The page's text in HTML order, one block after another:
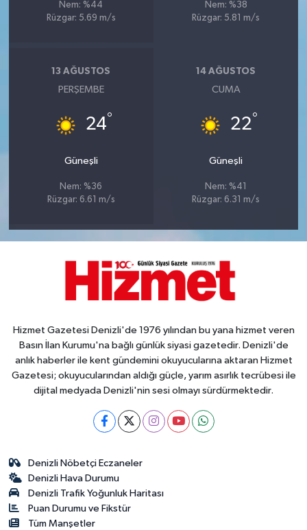
Nem: %44
Rüzgar: 5.69 m/s
Nem: %38
Rüzgar: 5.81 m/s
13 AĞUSTOS
PERŞEMBE
24°
Güneşli
Nem: %36
Rüzgar: 6.61 m/s
14 AĞUSTOS
CUMA
22°
Güneşli
Nem: %41
Rüzgar: 6.31 m/s
Hizmet Gazetesi Denizli'de 1976 yılından bu yana hizmet veren
Basın İlan Kurumu'na bağlı günlük siyasi gazetedir. Denizli'de
anlık haberler ile kent gündemini okuyucularına aktaran Hizmet
Gazetesi; okuyucularından aldığı güçle, yarım asırlık tecrübesi ile
dijital medyada Denizli'nin sesi olmayı sürdürmektedir.
Denizli Nöbetçi Eczaneler
Denizli Hava Durumu
Denizli Trafik Yoğunluk Haritası
Puan Durumu ve Fikstür
Tüm Manşetler